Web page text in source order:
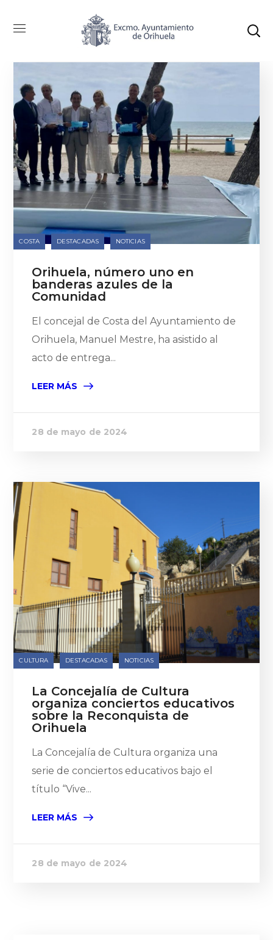
Categoría: Destacadas
COSTA DESTACADAS NOTICIAS
Orihuela, número uno en
banderas azules de la
Comunidad
El concejal de Costa del Ayuntamiento de
Orihuela, Manuel Mestre, ha asistido al
acto de entrega...
LEER MÁS
28 de mayo de 2024
CULTURA DESTACADAS NOTICIAS
La Concejalía de Cultura
organiza conciertos educativos
sobre la Reconquista de
Orihuela
La Concejalía de Cultura organiza una
serie de conciertos educativos bajo el
título “Vive...
LEER MÁS
28 de mayo de 2024